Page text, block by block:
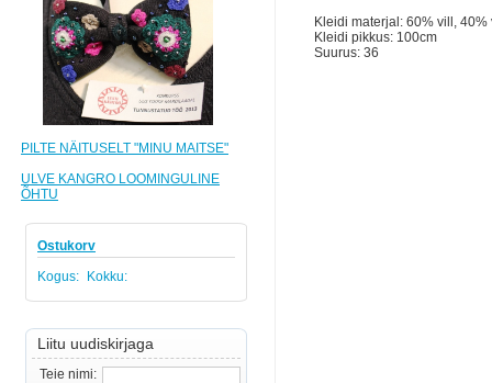
PILTE NÄITUSELT "MINU MAITSE"
ULVE KANGRO LOOMINGULINE
ÕHTU
Ostukorv
Kogus:
Kokku:
Liitu uudiskirjaga
Teie nimi:
Kleidi materjal: 60% vill, 40%
Kleidi pikkus: 100cm
Suurus: 36